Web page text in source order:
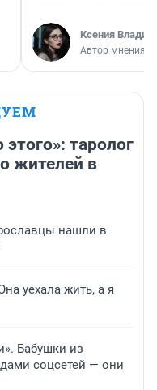
Ксения
Автор мнения
таролог
жителей в
нашли в
уехала жить, а я
Бабушки из
соцсетей — они